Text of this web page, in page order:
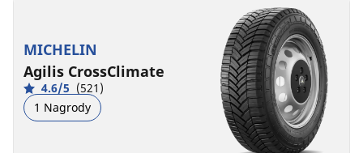
MICHELIN
Agilis CrossClimate
4.6/5 (521)
1 Nagrody